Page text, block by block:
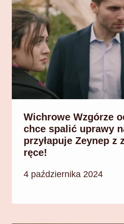
Wichrowe Wzgórze
chce spalić uprawy
przyłapuje Zeynep z
ręce!
4 października 2024